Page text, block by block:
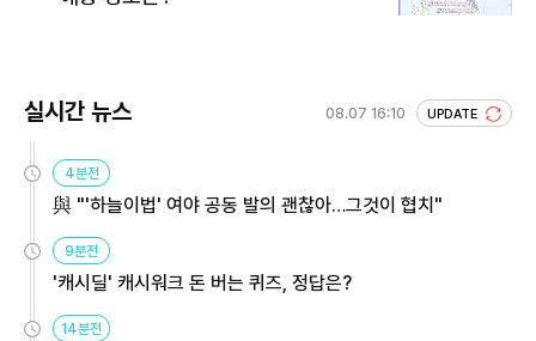
실시간 뉴스 08.07 16:10 UPDATE
4분전
與 "'하늘이법' 여야 공동 발의 괜찮아…그것이 협치"
9분전
'캐시딜' 캐시워크 돈 버는 퀴즈, 정답은?
14분전